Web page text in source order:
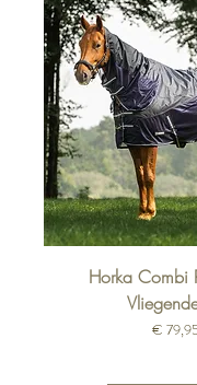
Horka Combi
Prijs
€